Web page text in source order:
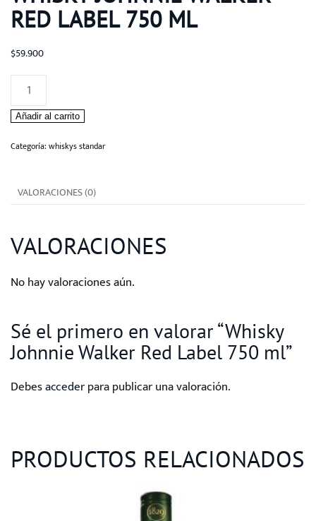
RED LABEL 750 ML
$59.900
Whisky
Johnnie
Walker
Red
ml
Añadir al carrito
Categoría: whiskys standar
VALORACIONES (0)
VALORACIONES
No hay valoraciones aún.
Sé el primero en valorar “Whisky
Johnnie Walker Red Label 750 ml”
Debesaccederpara publicar una valoración.
PRODUCTOS RELACIONADOS